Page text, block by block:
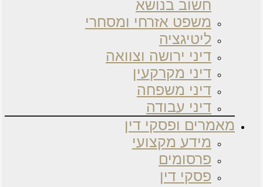
חשוב בנושא
משפט אזרחי ומסחרי
ליטיגציה
דיני ירושה וצוואה
דיני מקרקעין
דיני משפחה
דיני עבודה
מאמרים ופסקי דין
מידע מקצועי
פרסומים
פסקי דין